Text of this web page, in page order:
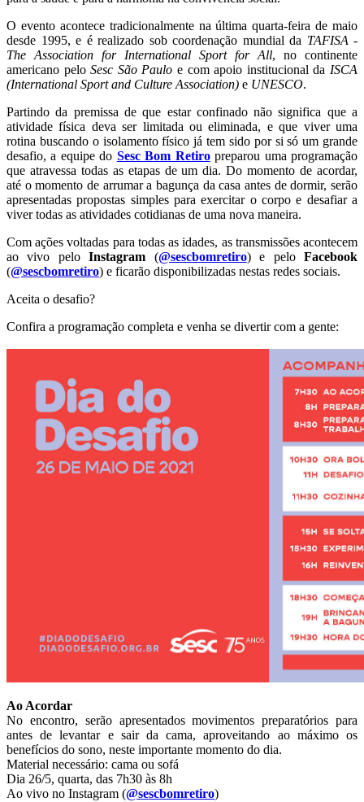
O evento acontece tradicionalmente na última quarta-feira de maio
desde 1995, e é realizado sob coordenação mundial da TAFISA -
The Association for International Sport for All, no continente
americano peloSesc São Pauloe com apoio institucional da ISCA
(International Sport and Culture Association) e UNESCO.
Partindo da premissa de que estar confinado não significa que a
atividade física deva ser limitada ou eliminada, e que viver uma
rotina buscando o isolamento físico já tem sido por si só um grande
desafio, a equipe do Sesc Bom Retiro preparou uma programação
que atravessa todas as etapas de um dia. Do momento de acordar,
até o momento de arrumar a bagunça da casa antes de dormir, serão
apresentadas propostas simples para exercitar o corpo e desafiar a
viver todas as atividades cotidianas de uma nova maneira.
Com ações voltadas para todas as idades, as transmissões acontecem
ao vivo peloInstagram (@sescbomretiro) e peloFacebook
(@sescbomretiro) e ficarão disponibilizadas nestas redes sociais.
Aceita o desafio?
Confira a programação completa e venha se divertir com a gente:
Ao Acordar
No encontro, serão apresentados movimentos preparatórios para
antes de levantar e sair da cama, aproveitando ao máximo os
benefícios do sono, neste importante momento do dia.
Material necessário: cama ou sofá
Dia 26/5, quarta, das 7h30 às 8h
Ao vivo no Instagram (@sescbomretiro)